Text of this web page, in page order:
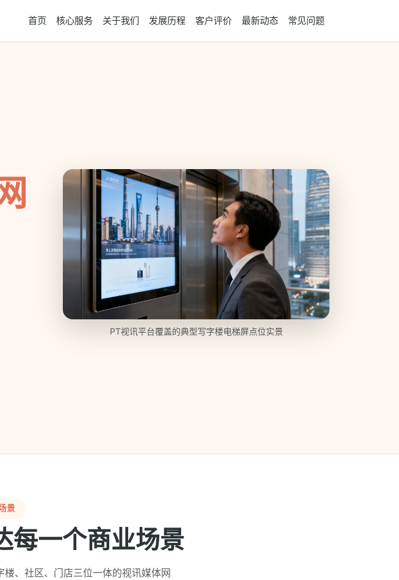
首页 核心服务 关于我们 发展历程 客户评价 最新动态 常见问题
PT视讯平台覆盖的典型写字楼电梯屏点位实景
景
每一个商业场景
、社区、门店三位一体的视讯媒体网